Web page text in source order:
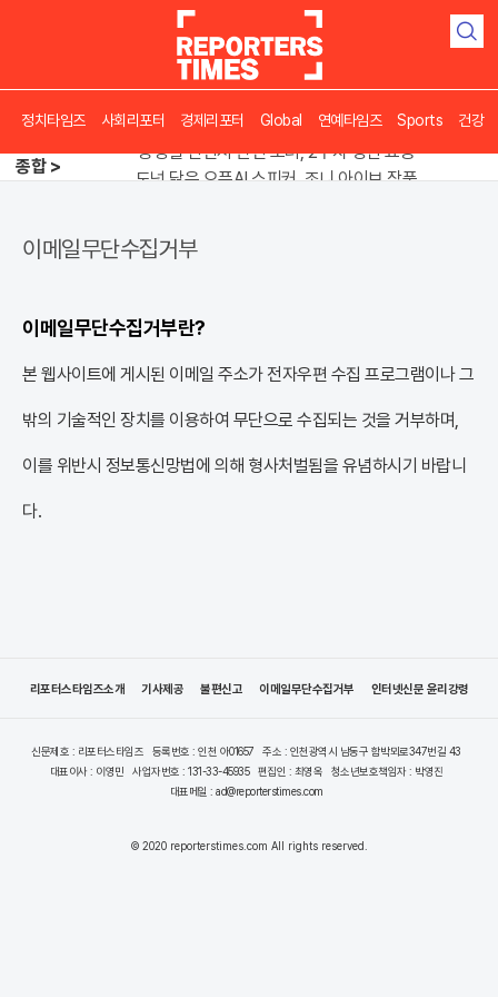
검
정치타임즈 사회리포터 경제리포터 Global 연예타임즈 Sports 건강
종합 >
송영길 인천서 반전 노려, 2주차 경선 요동
도넛 닮은 오픈AI 스피커, 조니 아이브 작품
이메일무단수집거부
이메일무단수집거부란?
본 웹사이트에 게시된 이메일 주소가 전자우편 수집 프로그램이나 그
밖의 기술적인 장치를 이용하여 무단으로 수집되는 것을 거부하며,
이를 위반시 정보통신망법에 의해 형사처벌됨을 유념하시기 바랍니
다.
리포터스타임즈소개 기사제공 불편신고 이메일무단수집거부 인터넷신문 윤리강령
신문제호 : 리포터스타임즈 등록번호 : 인천 아01657
주소 : 인천광역시 남동구 함박뫼로347번길 43
대표이사 : 이영민
사업자번호 : 131-33-45935 편집인 : 최영옥
청소년보호책임자 : 박영진
대표메일 : ad@reporterstimes.com
© 2020 reporterstimes.com All rights reserved.